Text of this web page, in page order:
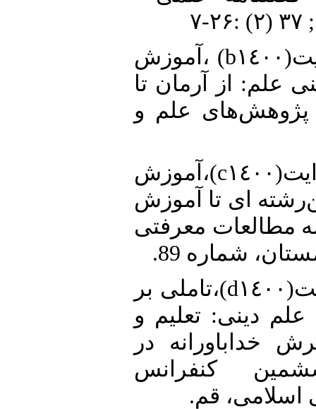
12. • سجادی، سیدهدایت(b١٤٠٠) ،آموزش
علم: از آرمان تا
پژوهش‌های علم و
13. • سجادی، سیدهدایت(c١٤٠٠)،آموزش
ای تا آموزش
مطالعات معرفتی
شماره 89.
14. • سجادی، سیدهدایت(d١٤٠٠)،تاملی بر
دینی: تعلیم و
خداباورانه در
کنفرانس
اسلامی، قم.